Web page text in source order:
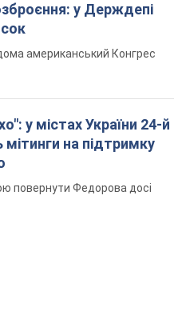
у Держдепі
американський Конгрес
у містах України 24-й
на підтримку
повернути Федорова досі